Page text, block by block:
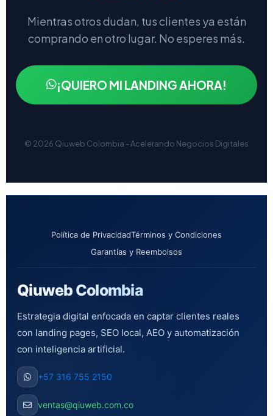
Mientras otros dudan, tus clientes ya están
comprando en otro lugar. No esperes más.
¡QUIERO MI LANDING AHORA!
© 2026 Qiuweb Colombia - Acelerando Negocios Digitales
Política de PrivacidadTérminos y Condiciones
Garantías y Reembolsos
Qiuweb Colombia
Estrategia digital enfocada en captar clientes reales
con landing pages, SEO local, AEO y automatización
con inteligencia artificial.
+57 316 755 2150
ventas@qiuweb.com.co